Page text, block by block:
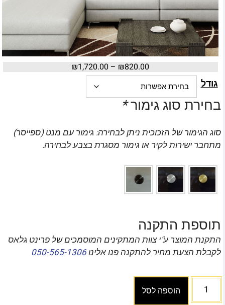
₪820.00
–
₪1,720.00
גודל
בחירת סוג גימור*
סוג הגימור של הזכוכית ניתן לבחירה: גימור עם מנט (ספייסר)
מתחבר ישירות לקיר או גימור מסגרת בצבע לבחירה.
תוספת התקנה
התקנת המוצר ע"י צוות המתקינים המוסמכים של פרינט גלאס
לקבלת הצעת מחיר להתקנה פנו אלינו050-565-1306
הוספה לסל